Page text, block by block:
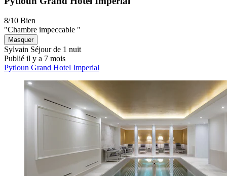
8/10 Bien
"Chambre impeccable "
Masquer
Sylvain Séjour de 1 nuit
Publié il y a 7 mois
Pytloun Grand Hotel Imperial